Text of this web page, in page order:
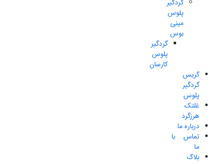
گردگیر
پلوس
مینی
بوس
گردگیر
پلوس
کارسان
گریس
گردگیر
پلوس
غلتک
هرزگرد
درباره ما
تماس با
ما
بلاگ